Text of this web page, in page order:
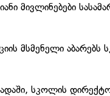
მივლინებები
მსმენელი აბარებს
სკოლის